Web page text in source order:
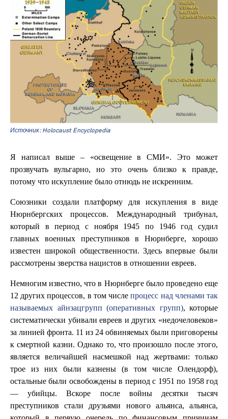
Источник: Holocaust Encyclopedia
Я написал выше – «освещение в СМИ». Это может
прозвучать вульгарно, но это очень близко к правде,
потому что искупление было отнюдь не искренним.
Союзники создали платформу для искупления в виде
Нюрнбергских процессов. Международный трибунал,
который в период с ноября 1945 по 1946 год судил
главных военных преступников в Нюрнберге, хорошо
известен широкой общественности. Здесь впервые были
рассмотрены зверства нацистов в отношении евреев.
Немногим известно, что в Нюрнберге было проведено еще
12 других процессов, в том числепроцесс над членами так
называемых айнзацгрупп (оперативных групп), которые
систематически убивали евреев и других «недочеловеков»
за линией фронта. 11 из 24 обвиняемых были приговорены
к смертной казни. Однако то, что произошло после этого,
является величайшей насмешкой над жертвами: только
трое из них были казнены (в том числе Олендорф),
остальные были освобождены в период с 1951 по 1958 год
— убийцы. Вскоре после войны десятки тысяч
преступников стали друзьями нового альянса, альянса,